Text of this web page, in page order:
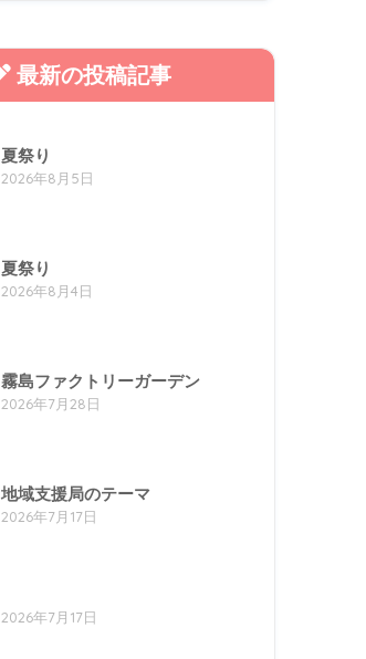
最新の投稿記事
夏祭り
2026年8月5日
夏祭り
2026年8月4日
霧島ファクトリーガーデン
2026年7月28日
地域支援局のテーマ
2026年7月17日
2026年7月17日